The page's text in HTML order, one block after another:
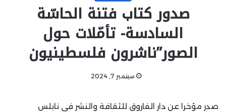
صدور كتاب فتنة الحاسّة
السادسة- تأمّلات حول
الصور”ناشرون فلسطينيون
سبتمبر 7, 2024
صدر مؤخرا عن دار الفاروق للثقافة والنشر في نابلس